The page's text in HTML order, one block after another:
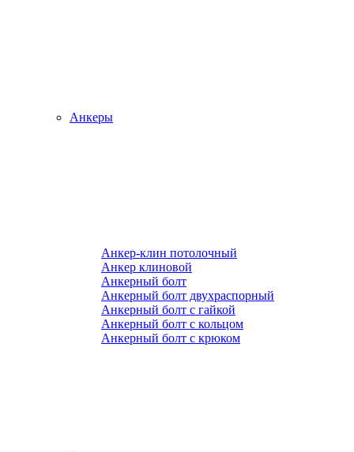
Анкеры
Анкер-клин потолочный
Анкер клиновой
Анкерный болт
Анкерный болт двухраспорный
Анкерный болт с гайкой
Анкерный болт с кольцом
Анкерный болт с крюком